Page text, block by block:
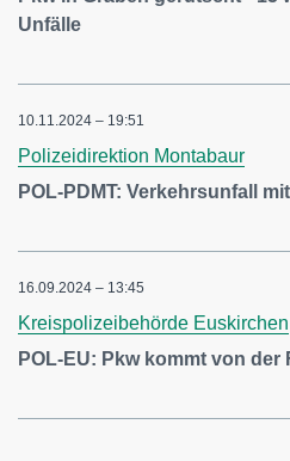
Unfälle
10.11.2024 – 19:51
Polizeidirektion Montabaur
POL-PDMT: Verkehrsunfall
16.09.2024 – 13:45
Kreispolizeibehörde Euskirchen
POL-EU: Pkw kommt von der